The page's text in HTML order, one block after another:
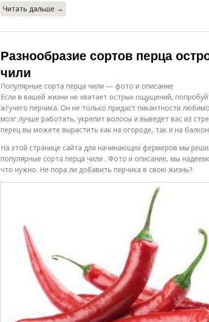
Читать дальше →
Разнообразие сортов перца
чили
Популярные сорта перца чили — фото и описание
Если в вашей жизни не хватает острых ощущений,
жгучего перчика. Он не только придаст пикантности
мозг лучше работать, укрепит волосы и выведет вас из
перец вы можете вырастить как на огороде, так и на
На этой странице сайта для начинающих фермеров мы
популярные сорта перца чили . Фото и описание, мы
что нужно. Не пора ли добавить перчика в свою жизнь?